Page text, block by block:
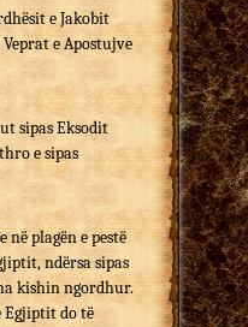
e Jakobit
e Apostujve
sipas Eksodit
e sipas
në plagën e pestë
ndërsa sipas
kishin ngordhur.
Egjiptit do të